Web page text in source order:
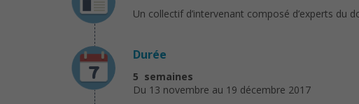
Un collectif d’intervenant composé d’experts du
Durée
5 semaines
Du 13 novembre au 19 décembre 2017